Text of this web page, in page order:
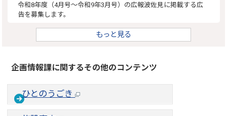
令和8年度（4月号～令和9年3月号）の広報波佐見に掲載する広
告を募集します。
もっと見る
企画情報課に関するその他のコンテンツ
ひとのうごき